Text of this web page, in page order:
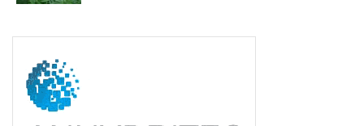
abandon ou un remplacement, mais une solution
notre gamme sous ces deux formes, nous
pouvons nous adapter aux différentes
configurations industrielles, sans investissement